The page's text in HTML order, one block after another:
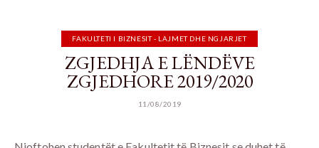
FAKULTETI I BIZNESIT - LAJMET DHE NGJARJET
ZGJEDHJA E LËNDËVE
ZGJEDHORE 2019/2020
11/08/2019